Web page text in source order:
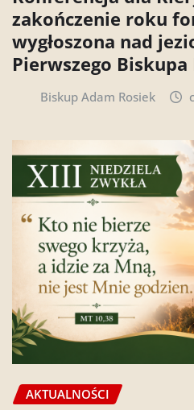
zakończenie roku
wygłoszona nad
Pierwszego Biskupa
Biskup Adam Rosiek
AKTUALNOŚCI